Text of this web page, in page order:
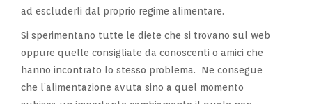
ad escluderli dal proprio regime alimentare.
Si sperimentano tutte le diete che si trovano sul web
oppure quelle consigliate da conoscenti o amici che
hanno incontrato lo stesso problema. Ne consegue
che l’alimentazione avuta sino a quel momento